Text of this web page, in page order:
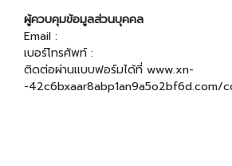
ผู้ควบคุมข้อมูลส่วนบุคคล
Email :
เบอร์โทรศัพท์ :
ติดต่อผ่านแบบฟอร์มได้ที่ www.xn-
-42c6bxaar8abp1an9a5o2bf6d.com/